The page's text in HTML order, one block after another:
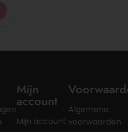
Mijn
account
Mijn account
Algemene
voorwaarden